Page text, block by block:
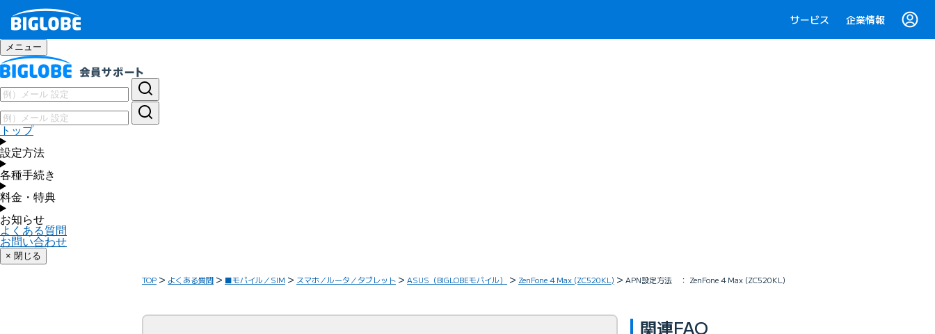
サービス 企業情報
メニュー
トップ
設定方法
各種手続き
料金・特典
お知らせ
よくある質問
お問い合わせ
× 閉じる
TOP よくある質問 ■モバイル／SIM スマホ／ルータ／タブレット ASUS（BIGLOBEモバイル） ZenFone 4 Max (ZC520KL) APN設定方法 ： ZenFone 4 Max (ZC520KL)
関連FAQ